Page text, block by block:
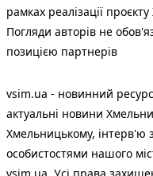
рамках реалізації
Погляди авторів не
позицією партнерів
vsim.ua - новинний
актуальні новини
Хмельницькому, інтерв'ю
особистостями нашого
vsim.ua. Усі права